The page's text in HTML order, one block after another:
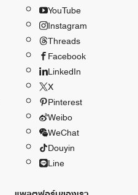
YouTube
Instagram
Threads
Facebook
LinkedIn
X
Pinterest
Weibo
WeChat
Douyin
Line
แพลตฟอร์มของเรา